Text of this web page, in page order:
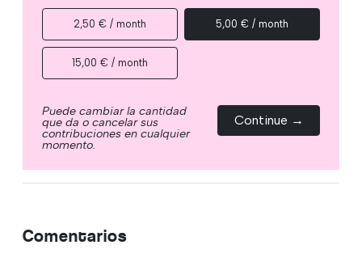
2,50 € / month 5,00 € / month
15,00 € / month
Puede cambiar la cantidad
que da o cancelar sus
contribuciones en cualquier
momento.
Continue →
Comentarios